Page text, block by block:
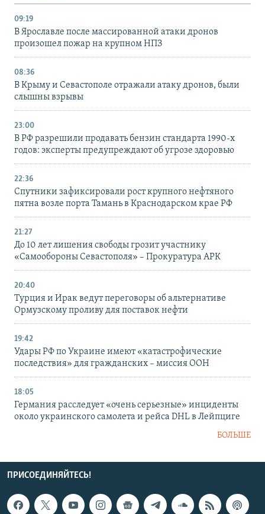
09:19
В Ярославле после массированной атаки дронов
произошел пожар на крупном НПЗ
08:36
В Крыму и Севастополе отражали атаку дронов, были
слышны взрывы
23:00
В РФ разрешили продавать бензин стандарта 1990-х
годов: эксперты предупреждают об угрозе здоровью
22:36
Спутники зафиксировали рост крупного нефтяного
пятна возле порта Тамань в Краснодарском крае РФ
21:27
До 10 лет лишения свободы грозит участнику
«Самообороны Севастополя» – Прокуратура АРК
20:40
Турция и Ирак ведут переговоры об альтернативе
Ормузскому проливу для поставок нефти
19:42
Удары РФ по Украине имеют «катастрофические
последствия» для гражданских – миссия ООН
18:05
Германия расследует «очень серьезные» инциденты
около украинского самолета и рейса DHL в Лейпциге
БОЛЬШЕ
ПРИСОЕДИНЯЙТЕСЬ!